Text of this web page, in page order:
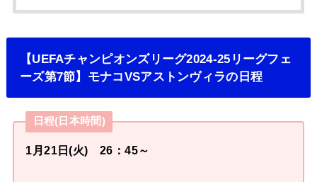
【UEFAチャンピオンズリーグ2024-25リーグフェ
ーズ第7節】モナコVSアストンヴィラの日程
日程(日本時間)
1月21日(火) 26：45～